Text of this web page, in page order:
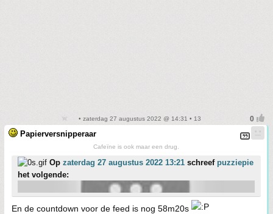
• zaterdag 27 augustus 2022 @ 14:31 • 13
Papierversnipperaar
Cafeïne is ook maar een drug.
Op zaterdag 27 augustus 2022 13:21 schreef puzziepie
het volgende:
En de countdown voor de feed is nog 58m20s